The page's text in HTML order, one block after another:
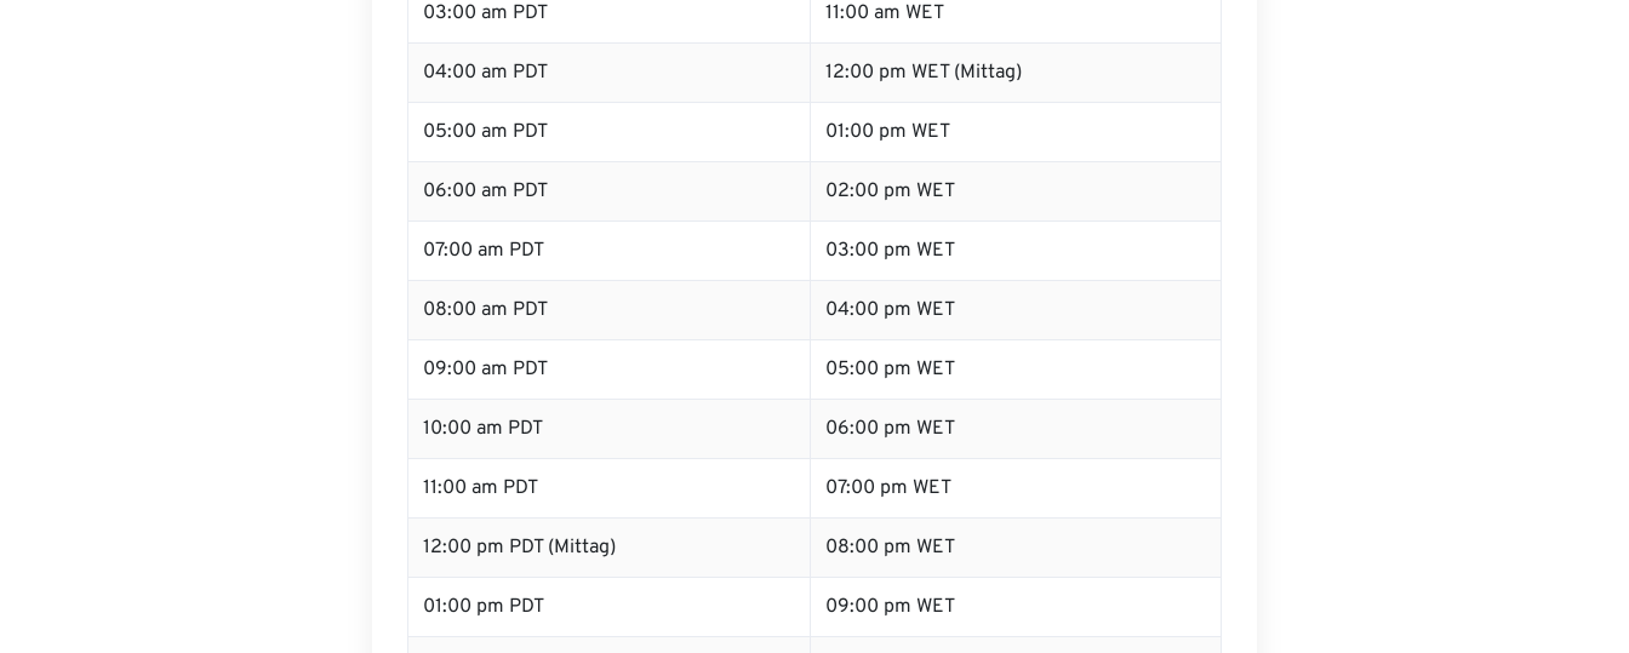
03:00 am PDT 11:00 am WET
04:00 am PDT 12:00 pm WET (Mittag)
05:00 am PDT 01:00 pm WET
06:00 am PDT 02:00 pm WET
07:00 am PDT 03:00 pm WET
08:00 am PDT 04:00 pm WET
09:00 am PDT 05:00 pm WET
10:00 am PDT 06:00 pm WET
11:00 am PDT 07:00 pm WET
12:00 pm PDT (Mittag) 08:00 pm WET
01:00 pm PDT 09:00 pm WET